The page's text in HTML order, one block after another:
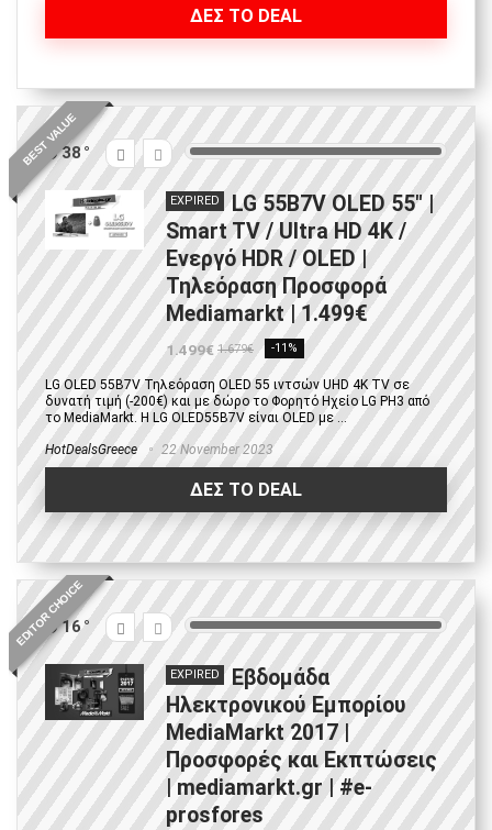
ΔΕΣ ΤΟ DEAL
BEST VALUE
38
EXPIRED
LG 55B7V OLED 55″ |
Smart TV / Ultra HD 4K /
Ενεργό HDR / OLED |
Τηλεόραση Προσφορά
Μediamarkt | 1.499€
1.499€ 1.679€ -11%
LG OLED 55B7V Τηλεόραση OLED 55 ιντσών UHD 4K TV σε
δυνατή τιμή (-200€) και με δώρο το Φορητό Ηχείο LG PH3 από
το MediaMarkt. Η LG OLED55B7V είναι OLED με ...
HotDealsGreece 22 November 2023
ΔΕΣ ΤΟ DEAL
EDITOR CHOICE
16
EXPIRED
Εβδομάδα
Ηλεκτρονικού Εμπορίου
MediaMarkt 2017 |
Προσφορές και Εκπτώσεις
| mediamarkt.gr | #e-
prosfores